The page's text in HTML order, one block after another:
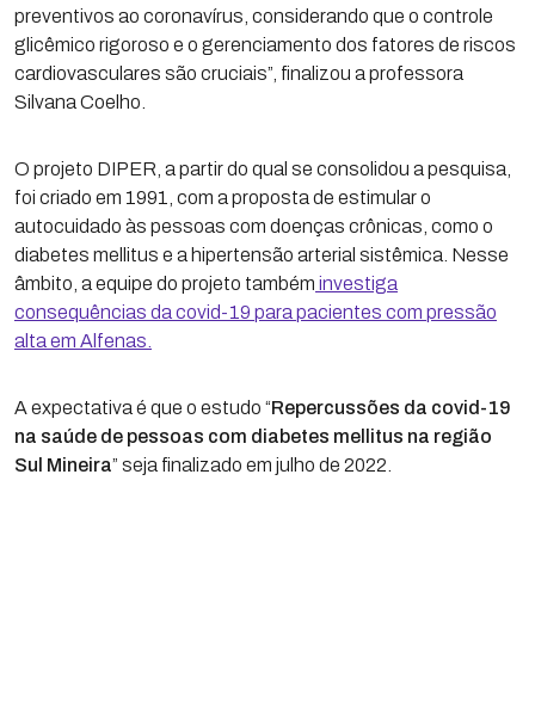
preventivos ao coronavírus, considerando que o controle
glicêmico rigoroso e o gerenciamento dos fatores de riscos
cardiovasculares são cruciais”, finalizou a professora
Silvana Coelho.
O projeto DIPER, a partir do qual se consolidou a pesquisa,
foi criado em 1991, com a proposta de estimular o
autocuidado às pessoas com doenças crônicas, como o
diabetes mellitus e a hipertensão arterial sistêmica. Nesse
âmbito, a equipe do projeto também investiga
consequências da covid-19 para pacientes com pressão
alta em Alfenas.
A expectativa é que o estudo “Repercussões da covid-19
na saúde de pessoas com diabetes mellitus na região
Sul Mineira” seja finalizado em julho de 2022.